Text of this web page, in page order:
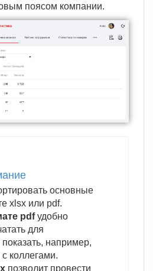
поясом компании.
основные
xlsx или pdf.
pdfудобно
для
показать, например,
коллегами.
позволит провести